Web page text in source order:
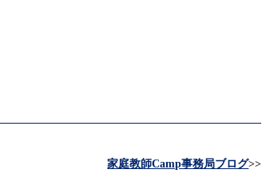
家庭教師Camp事務局ブログ>>